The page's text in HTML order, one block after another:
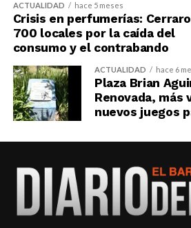
ACTUALIDAD hace 5 meses
Crisis en perfumerías:
700 locales por la caída del
consumo y el contrabando
ACTUALIDAD hace 6
Plaza Brian
Renovada, más
nuevos juegos